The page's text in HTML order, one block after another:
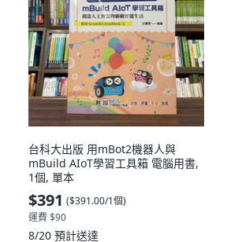
台科大出版 用mBot2機器人與
mBuild AIoT學習工具箱 電腦用書,
1個, 單本
$391 ($391.00/1個)
運費 $90
8/20 預計送達